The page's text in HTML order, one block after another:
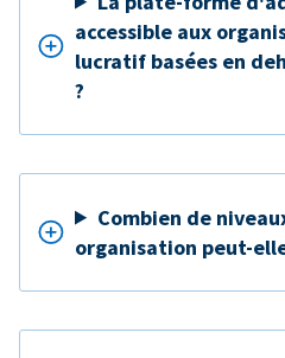
accessible aux
lucratif basées en
?
Combien de
organisation peut-